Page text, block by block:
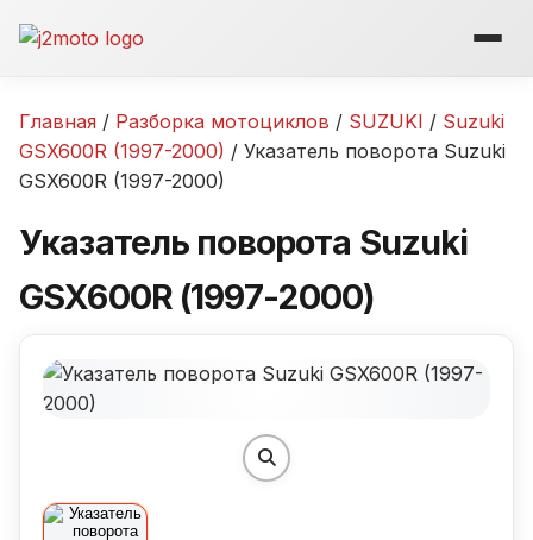
Главная / Разборка мотоциклов / SUZUKI / Suzuki
GSX600R (1997-2000) / Указатель поворота Suzuki
GSX600R (1997-2000)
Указатель поворота Suzuki
GSX600R (1997-2000)